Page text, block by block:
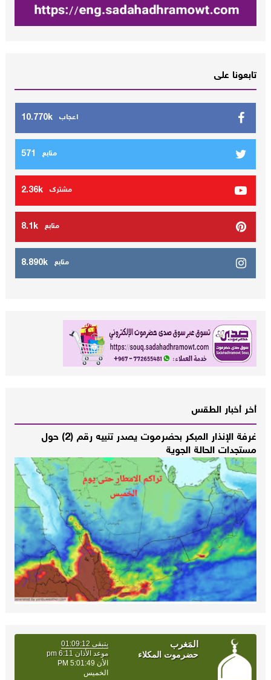
تابعونا على
10.770k اعجاب
571 متابع
2.36k مشترك
8.1k متابع
8.890k متابع
أخر أخبار الطقس
غرفة الإنذار المبكر بحضرموت يصدر تنبيه رقم (2) حول
مستجدات الحالة الجوية